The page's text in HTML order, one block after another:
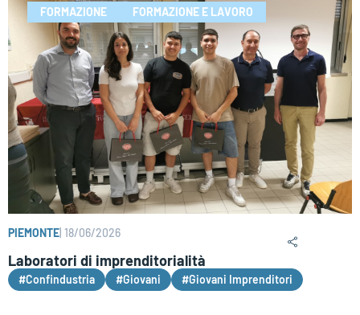
FORMAZIONE FORMAZIONE E LAVORO
PIEMONTE 18/06/2026
Laboratori di imprenditorialità
#Confindustria #Giovani #Giovani Imprenditori